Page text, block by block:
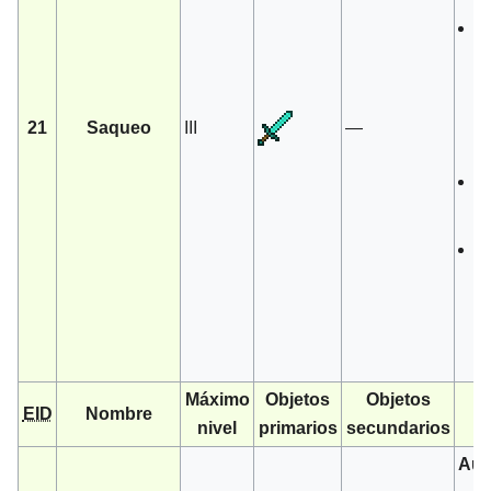
21 Saqueo —
EID Nombre
Máximo
nivel
Objetos
primarios
Objetos
secundarios